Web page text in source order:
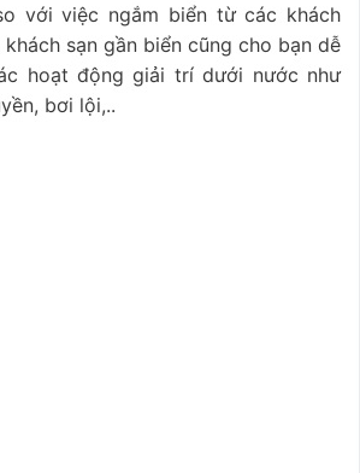
với việc ngắm biển từ các khách
sạn gần biển cũng cho bạn dễ
hoạt động giải trí dưới nước như
bơi lội,..